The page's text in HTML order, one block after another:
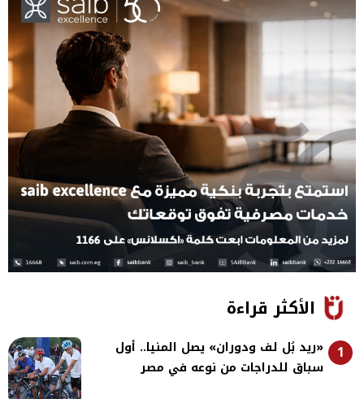
الأكثر قراءة
1
«ريد بُل لف ودوران» يصل المنيا.. أول
سباق للدراجات من نوعه في مصر